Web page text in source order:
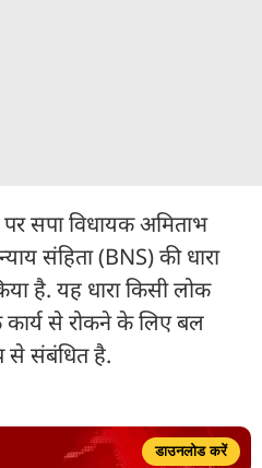
सपा विधायक अमिताभ
संहिता (BNS) की धारा
है. यह धारा किसी लोक
से रोकने के लिए बल
से संबंधित है.
डाउनलोड करें